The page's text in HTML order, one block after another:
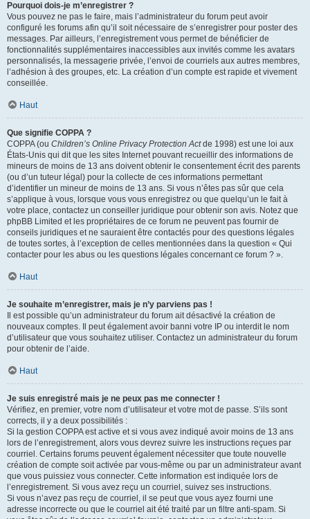
Pourquoi dois-je m’enregistrer ?
Vous pouvez ne pas le faire, mais l’administrateur du forum peut avoir
configuré les forums afin qu’il soit nécessaire de s’enregistrer pour poster des
messages. Par ailleurs, l’enregistrement vous permet de bénéficier de
fonctionnalités supplémentaires inaccessibles aux invités comme les avatars
personnalisés, la messagerie privée, l’envoi de courriels aux autres membres,
l’adhésion à des groupes, etc. La création d’un compte est rapide et vivement
conseillée.
Haut
Que signifie COPPA ?
COPPA (ou Children’s Online Privacy Protection Actde 1998) est une loi aux
États-Unis qui dit que les sites Internet pouvant recueillir des informations de
mineurs de moins de 13 ans doivent obtenir le consentement écrit des parents
(ou d’un tuteur légal) pour la collecte de ces informations permettant
d’identifier un mineur de moins de 13 ans. Si vous n’êtes pas sûr que cela
s’applique à vous, lorsque vous vous enregistrez ou que quelqu’un le fait à
votre place, contactez un conseiller juridique pour obtenir son avis. Notez que
phpBB Limited et les propriétaires de ce forum ne peuvent pas fournir de
conseils juridiques et ne sauraient être contactés pour des questions légales
de toutes sortes, à l’exception de celles mentionnées dans la question « Qui
contacter pour les abus ou les questions légales concernant ce forum ? ».
Haut
Je souhaite m’enregistrer, mais je n’y parviens pas !
Il est possible qu’un administrateur du forum ait désactivé la création de
nouveaux comptes. Il peut également avoir banni votre IP ou interdit le nom
d’utilisateur que vous souhaitez utiliser. Contactez un administrateur du forum
pour obtenir de l’aide.
Haut
Je suis enregistré mais je ne peux pas me connecter !
Vérifiez, en premier, votre nom d’utilisateur et votre mot de passe. S’ils sont
corrects, il y a deux possibilités :
Si la gestion COPPA est active et si vous avez indiqué avoir moins de 13 ans
lors de l’enregistrement, alors vous devrez suivre les instructions reçues par
courriel. Certains forums peuvent également nécessiter que toute nouvelle
création de compte soit activée par vous-même ou par un administrateur avant
que vous puissiez vous connecter. Cette information est indiquée lors de
l’enregistrement. Si vous avez reçu un courriel, suivez ses instructions.
Si vous n’avez pas reçu de courriel, il se peut que vous ayez fourni une
adresse incorrecte ou que le courriel ait été traité par un filtre anti-spam. Si